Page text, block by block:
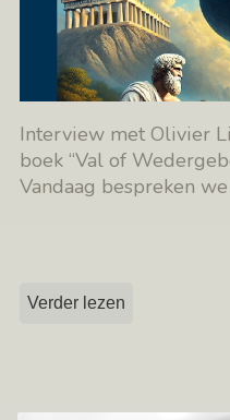
Interview met Olivier
boek “Val of
Vandaag bespreken
Verder lezen